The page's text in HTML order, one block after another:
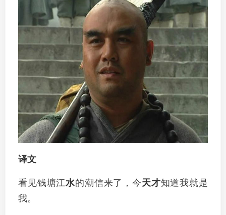
译文
看见钱塘江水的潮信来了，今天才知道我就是
我。